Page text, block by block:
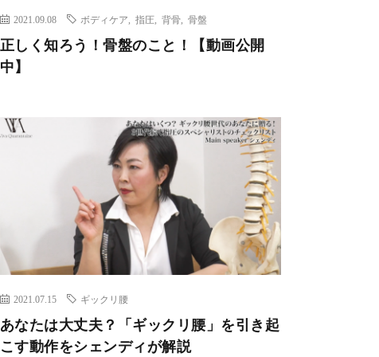
2021.09.08 ボディケア 指圧, 背骨, 骨盤
正しく知ろう！骨盤のこと！【動画公開
中】
2021.07.15 ギックリ腰
あなたは大丈夫？「ギックリ腰」を引き起
こす動作をシェンディが解説